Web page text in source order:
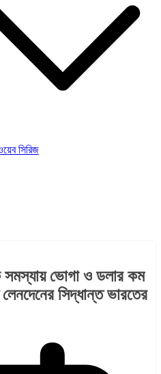
সিরিজ
সমস্যায় ভোগা ও ডলার কম
সিদ্ধান্ত ভারতের